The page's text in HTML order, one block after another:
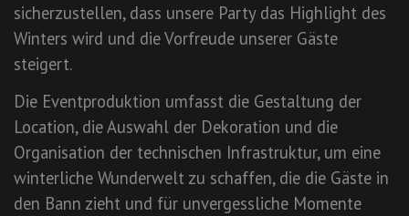
sicherzustellen, dass unsere Party das Highlight des
Winters wird und die Vorfreude unserer Gäste
steigert.
Die Eventproduktion umfasst die Gestaltung der
Location, die Auswahl der Dekoration und die
Organisation der technischen Infrastruktur, um eine
winterliche Wunderwelt zu schaffen, die die Gäste in
den Bann zieht und für unvergessliche Momente